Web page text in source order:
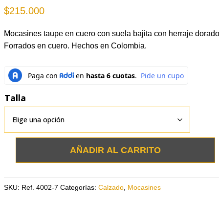
$215.000
Mocasines taupe en cuero con suela bajita con herraje
Forrados en cuero. Hechos en Colombia.
Talla
en
AÑADIR AL CARRITO
SKU: Ref. 4002-7 Categorías: Calzado, Mocasines